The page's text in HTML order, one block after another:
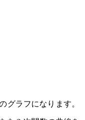
ラフになります。